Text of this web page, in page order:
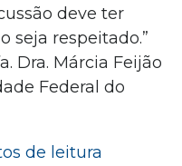
deve ter
seja respeitado.”
Dra. Márcia Feijão
Federal do
de leitura